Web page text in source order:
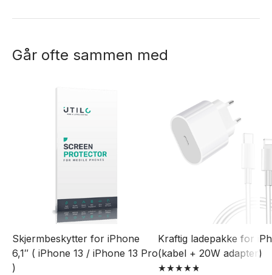
Går ofte sammen med
Skjermbeskytter for iPhone
6,1″ ( iPhone 13 / iPhone 13 Pro
)
Kraftig ladepakke for
(kabel + 20W adapter)